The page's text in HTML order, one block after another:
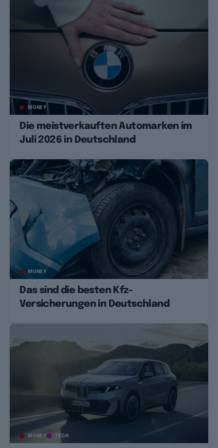
MONEY
Die meistverkauften Automarken im
Juli 2026 in Deutschland
MONEY
Das sind die besten Kfz-
Versicherungen in Deutschland
MONEY TECH